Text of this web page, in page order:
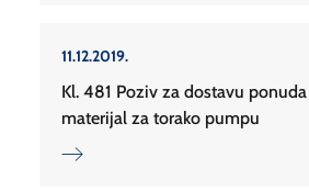
11.12.2019.
Kl. 481 Poziv za dostavu
materijal za torako pumpu